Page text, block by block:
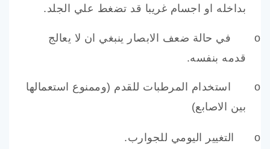
بداخله او اجسام غريبا قد تضغط علي الجلد.
o
في حالة ضعف الابصار ينبغي ان لا يعالج
قدمه بنفسه.
o
استخدام المرطبات للقدم (وممنوع استعمالها
بين الاصابع)
o التغيير اليومي للجوارب.